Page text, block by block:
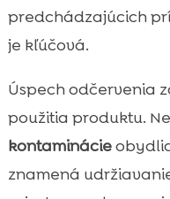
predchádzajúcich
je kľúčová.
Úspech odčervenia
použitia produktu.
kontaminácie
znamená